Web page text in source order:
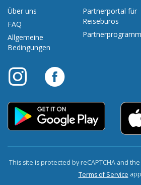
Über uns
FAQ
Allgemeine
Bedingungen
Partnerportal für
Reisebüros
Partnerprogramm
This site is protected by reCAPTCHA and
Terms of Service